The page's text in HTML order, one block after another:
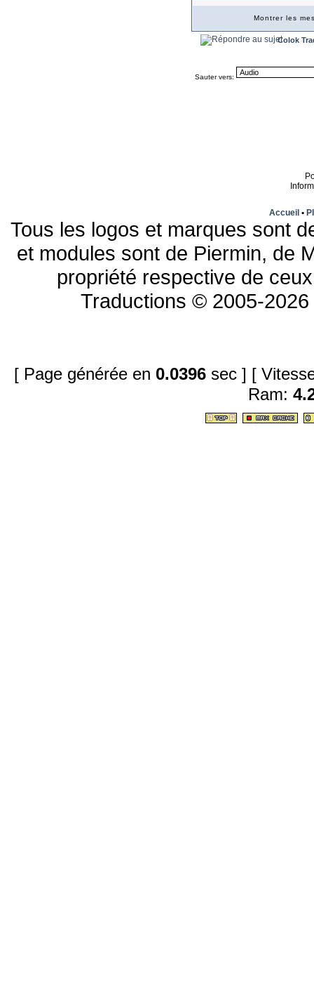
Montrer les
Colok
Sauter vers:
Accueil •
Tous les logos et marques sont
et modules sont de Piermin, de
propriété respective de
Traductions © 2005-
[ Page générée en 0.0396 sec ] [
Ram: